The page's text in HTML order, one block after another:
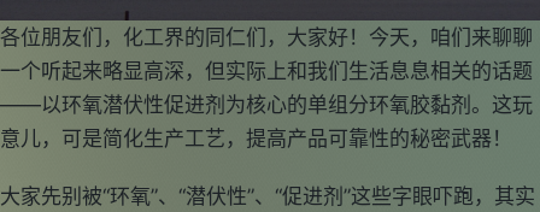
各位朋友们，化工界的同仁们，大家好！今天，咱们来聊聊
一个听起来略显高深，但实际上和我们生活息息相关的话题
——以环氧潜伏性促进剂为核心的单组分环氧胶黏剂。这玩
意儿，可是简化生产工艺，提高产品可靠性的秘密武器！
大家先别被“环氧”、“潜伏性”、“促进剂”这些字眼吓跑，其实